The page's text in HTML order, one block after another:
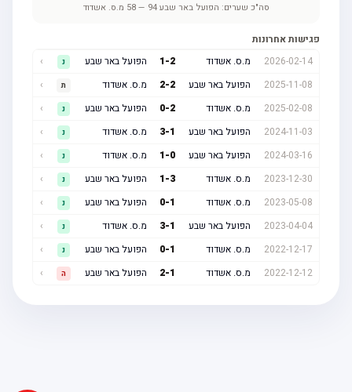
סה"כ שערים:הפועל באר שבע 94
—
58 מ.ס. אשדוד
פגישות אחרונות
2026-02-14
מ.ס. אשדוד 1 הפועל באר שבע
2025-11-08
הפועל באר שבע 2 מ.ס. אשדוד
2025-02-08
מ.ס. אשדוד 0 הפועל באר שבע
2024-11-03
הפועל באר שבע 3 מ.ס. אשדוד
2024-03-16
הפועל באר שבע 1 מ.ס. אשדוד
2023-12-30
מ.ס. אשדוד 1 הפועל באר שבע
2023-05-08
מ.ס. אשדוד 0 הפועל באר שבע
2023-04-04
הפועל באר שבע 3 מ.ס. אשדוד
2022-12-17
מ.ס. אשדוד 0 הפועל באר שבע
2022-12-12
מ.ס. אשדוד 2 הפועל באר שבע